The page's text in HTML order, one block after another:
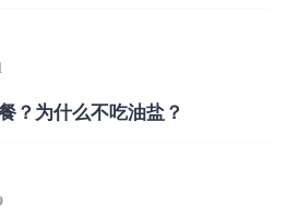
？为什么不吃油盐？